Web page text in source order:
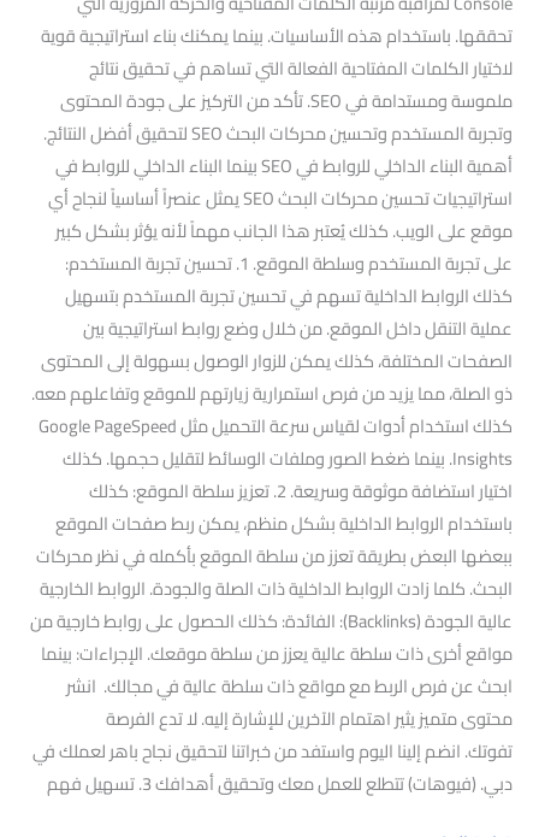
تحققها. باستخدام هذه الأساسيات. بينما يمكنك بناء استراتيجية قوية
لاختيار الكلمات المفتاحية الفعالة التي تساهم في تحقيق نتائج
ملموسة ومستدامة في SEO. تأكد من التركيز على جودة المحتوى
وتجربة المستخدم وتحسين محركات البحث SEO لتحقيق أفضل النتائج.
أهمية البناء الداخلي للروابط في SEO بينما البناء الداخلي للروابط في
استراتيجيات تحسين محركات البحث SEO يمثل عنصراً أساسياً لنجاح أي
موقع على الويب. كذلك يُعتبر هذا الجانب مهماً لأنه يؤثر بشكل كبير
على تجربة المستخدم وسلطة الموقع. 1. تحسين تجربة المستخدم:
كذلك الروابط الداخلية تسهم في تحسين تجربة المستخدم بتسهيل
عملية التنقل داخل الموقع. من خلال وضع روابط استراتيجية بين
الصفحات المختلفة، كذلك يمكن للزوار الوصول بسهولة إلى المحتوى
ذو الصلة، مما يزيد من فرص استمرارية زيارتهم للموقع وتفاعلهم معه.
كذلك استخدام أدوات لقياس سرعة التحميل مثل Google PageSpeed
Insights. بينما ضغط الصور وملفات الوسائط لتقليل حجمها. كذلك
اختيار استضافة موثوقة وسريعة. 2. تعزيز سلطة الموقع: كذلك
باستخدام الروابط الداخلية بشكل منظم، يمكن ربط صفحات الموقع
ببعضها البعض بطريقة تعزز من سلطة الموقع بأكمله في نظر محركات
البحث. كلما زادت الروابط الداخلية ذات الصلة والجودة. الروابط الخارجية
عالية الجودة (Backlinks): الفائدة: كذلك الحصول على روابط خارجية من
مواقع أخرى ذات سلطة عالية يعزز من سلطة موقعك. الإجراءات: بينما
ابحث عن فرص الربط مع مواقع ذات سلطة عالية في مجالك. انشر
محتوى متميز يثير اهتمام الآخرين للإشارة إليه. لا تدع الفرصة
تفوتك. انضم إلينا اليوم واستفد من خبراتنا لتحقيق نجاح باهر لعملك في
دبي. (فيوهات) تتطلع للعمل معك وتحقيق أهدافك 3. تسهيل فهم